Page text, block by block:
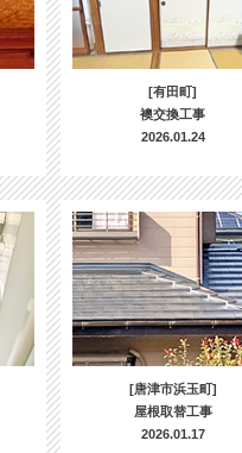
[有田町]
襖交換工事
2026.01.24
[唐津市浜玉町]
屋根取替工事
2026.01.17